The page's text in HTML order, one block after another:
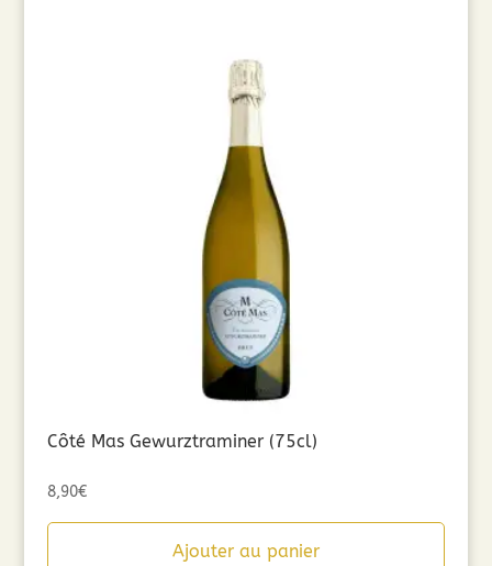
Côté Mas Gewurztraminer (75cl)
8,90€
Ajouter au panier